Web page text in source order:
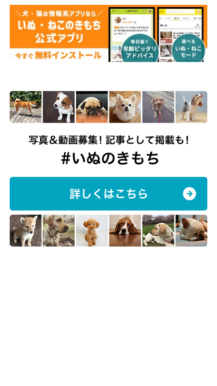
甘えん坊で常に飼い主さんのそばから離れないきなこちゃんは、
なでられるのが大好き。飼い主さんが「癒された〜」と感じた瞬
間があったといいます。
「仕事中は足元か膝上、真横で必ずくつろいでいます（笑） キ
ーボードを打つ腕にあご乗せは毎日のこと、ふと見るとひっくり
返ってへそ天し、なでてアピールをしています。
なでるのをやめると、小さく『ワン！』や『クーン』、遠吠えや
猫のような鳴き声など、さまざまなレパートリーでアピールして
くるので、一度なでたらキリがありません（笑）」